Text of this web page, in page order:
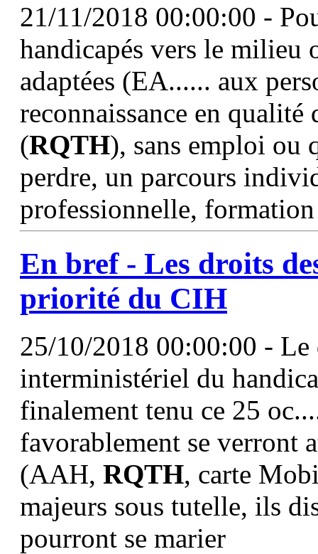
21/11/2018 00:00:00 -
handicapés vers le milieu
adaptées (EA...... aux
reconnaissance en
(RQTH), sans emploi ou
perdre, un parcours
professionnelle, formation
En bref - Les droits
priorité du CIH
25/10/2018 00:00:00 - Le
interministériel du
finalement tenu ce 25
favorablement se verront
(AAH, RQTH, carte
majeurs sous tutelle, ils
pourront se marier